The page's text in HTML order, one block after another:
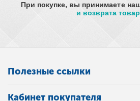
При покупке, вы принимаете
и возврата
Полезные ссылки
Кабинет покупателя